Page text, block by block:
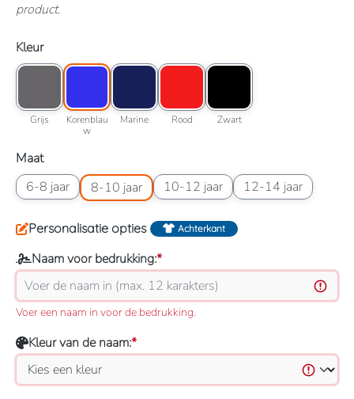
product.
Selecteer
Kleur
Kleuroptie: Grijs
Grijs
Kleuroptie: Korenblauw
Korenblau
w
Kleuroptie: Marine
Marine
Kleuroptie: Rood
Rood
Kleuroptie: Zwart
Zwart
Selecteer
Maat
6-8 jaar
Maatoptie: 6-8 jaar8-10 jaar
Maatoptie: 8-10 jaar10-12 jaar
Maatoptie: 10-12 jaar12-14 jaar
Maatoptie: 12-14 jaar
Personalisatie opties Achterkant
Naam voor bedrukking:*
Voer een naam in voor de bedrukking.
Kleur van de naam:*